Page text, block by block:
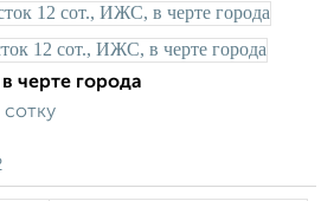
черте города
сотку